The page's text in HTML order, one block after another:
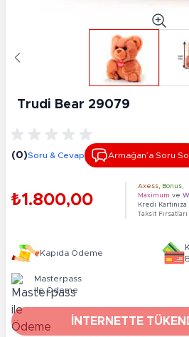
Trudi Bear 29079
(0)Soru & Cevap Armağan’a Soru
₺1.800,00
Axess Bonus
Maximum ve
Kredi Kartınıza
Taksit Fırsatları
Kapıda Ödeme
Masterpass
ile Ödeme
İNTERNETTE